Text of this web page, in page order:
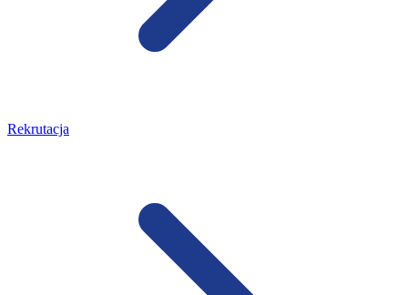
Rekrutacja